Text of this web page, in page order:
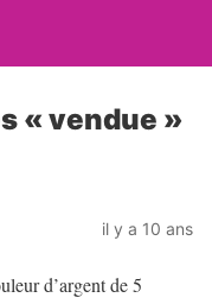
« vendue »
il y a 10 ans
d’argent de 5